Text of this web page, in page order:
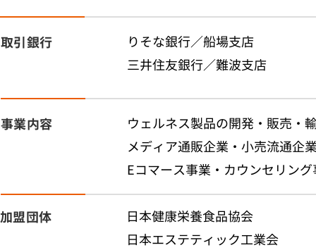
取引銀行
りそな銀行／船場支店
三井住友銀行／難波支店
事業内容
ウェルネス製品の開発・販売・
メディア通販企業・小売流通企
Eコマース事業・カウンセリン
加盟団体
日本健康栄養食品協会
日本エステティック工業会